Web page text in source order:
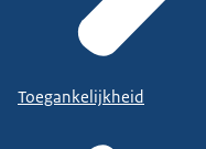
Toegankelijkheid